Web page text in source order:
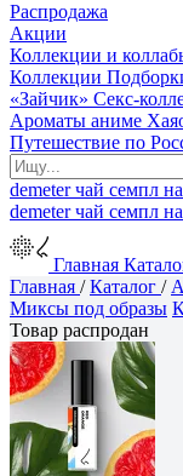
Распродажа
Акции
Коллекции и
Коллекции
«Зайчик» Секс-
Ароматы аниме
Путешествие по
demeterчай семпл
demeterчай семпл
Главная
Главная /Каталог /
Миксы под образы
Товар распродан